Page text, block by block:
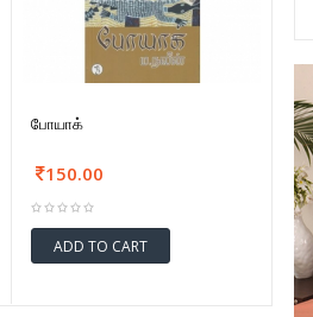
போயாக்
150.00
ADD TO CART